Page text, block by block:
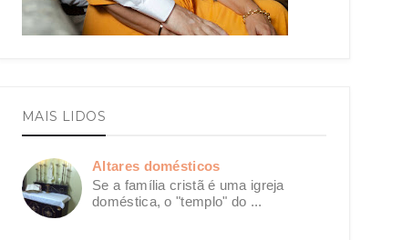
MAIS LIDOS
Altares domésticos
Se a família cristã é uma igreja
doméstica, o "templo" do ...